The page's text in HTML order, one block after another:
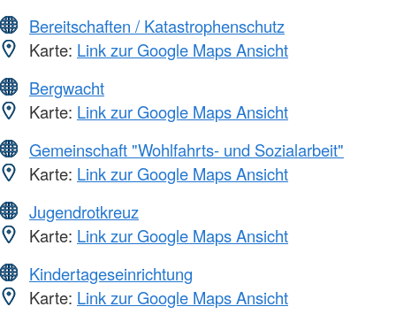
Bereitschaften / Katastrophenschutz
Karte: Link zur Google Maps Ansicht
Bergwacht
Karte: Link zur Google Maps Ansicht
Gemeinschaft "Wohlfahrts- und Sozialarbeit"
Karte: Link zur Google Maps Ansicht
Jugendrotkreuz
Karte: Link zur Google Maps Ansicht
Kindertageseinrichtung
Karte: Link zur Google Maps Ansicht